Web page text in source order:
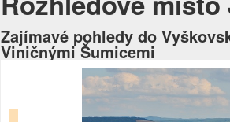
Zajímavé pohledy do
Viničnými Šumicemi